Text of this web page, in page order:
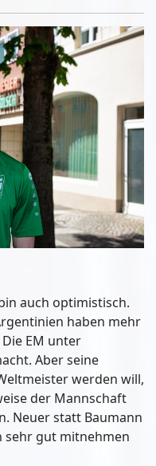
auch optimistisch.
haben mehr
EM unter
Aber seine
werden will,
der Mannschaft
Neuer statt Baumann
sehr gut mitnehmen